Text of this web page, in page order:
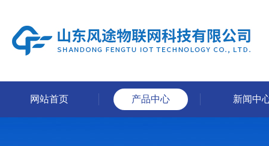
网站首页 产品中心 新闻中